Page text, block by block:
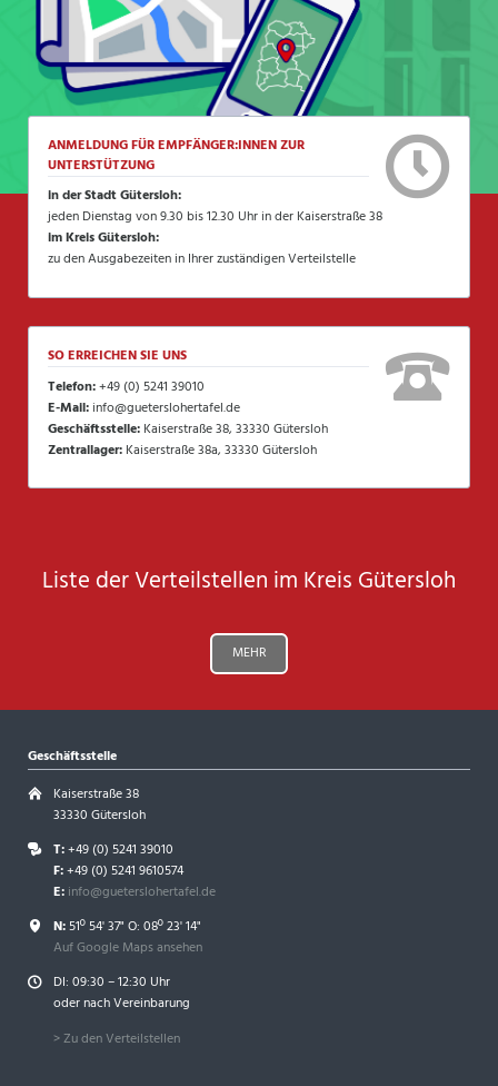
ANMELDUNG FÜR EMPFÄNGER:INNEN ZUR
UNTERSTÜTZUNG
in der Stadt Gütersloh:
jeden Dienstag von 9.30 bis 12.30 Uhr in der Kaiserstraße 38
im Kreis Gütersloh:
zu den Ausgabezeiten in Ihrer zuständigen Verteilstelle
SO ERREICHEN SIE UNS
Telefon:+49 (0) 5241 39010
E-Mail: info@gueterslohertafel.de
Geschäftsstelle: Kaiserstraße 38, 33330 Gütersloh
Zentrallager: Kaiserstraße 38a, 33330 Gütersloh
Liste der Verteilstellen im Kreis Gütersloh
MEHR
Geschäftsstelle
Kaiserstraße 38
33330 Gütersloh
T:+49 (0) 5241 39010
F:+49 (0) 5241 9610574
E: info@gueterslohertafel.de
N:51º 54' 37" O: 08º 23' 14"
Auf Google Maps ansehen
DI: 09:30 – 12:30 Uhr
oder nach Vereinbarung
> Zu den Verteilstellen